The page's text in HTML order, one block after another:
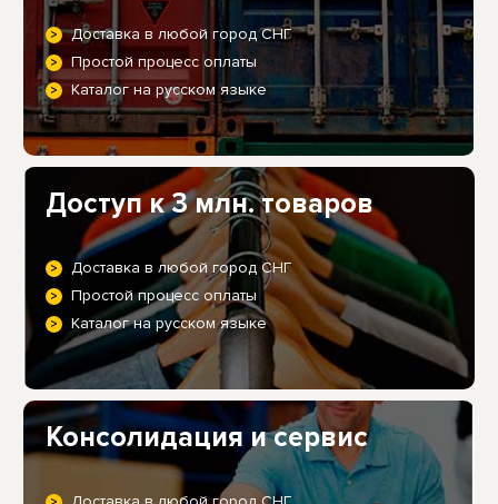
Доставка в любой город СНГ
Простой процесс оплаты
Каталог на русском языке
Доступ к 3 млн. товаров
Доставка в любой город СНГ
Простой процесс оплаты
Каталог на русском языке
Консолидация и сервис